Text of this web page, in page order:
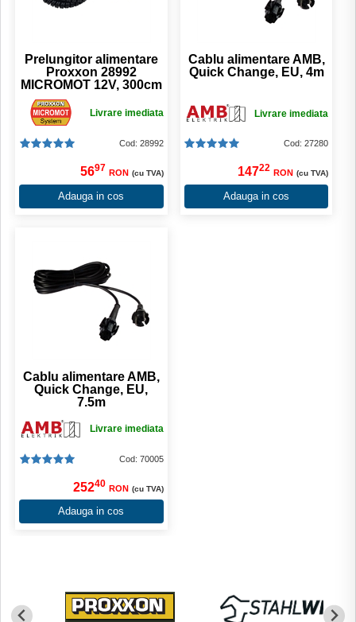
Prelungitor alimentare
Proxxon 28992
MICROMOT 12V, 300cm
Livrare imediata
Cod: 28992
5697 RON (cu TVA)
Adauga in cos
Cablu alimentare AMB,
Quick Change, EU, 4m
Livrare imediata
Cod: 27280
14722 RON (cu TVA)
Adauga in cos
Cablu alimentare AMB,
Quick Change, EU,
7.5m
Livrare imediata
Cod: 70005
25240 RON (cu TVA)
Adauga in cos